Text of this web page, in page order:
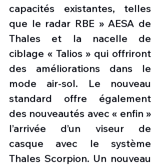
capacités existantes, telles
que le radar RBE » AESA de
Thales et la nacelle de
ciblage « Talios » qui offriront
des améliorations dans le
mode air-sol. Le nouveau
standard offre également
des nouveautés avec « enfin »
l’arrivée d’un viseur de
casque avec le système
Thales Scorpion. Un nouveau